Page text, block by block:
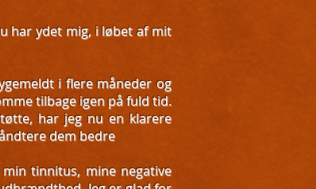
har ydet mig, i løbet af mit
i flere måneder og
tilbage igen på fuld tid.
har jeg nu en klarere
dem bedre
tinnitus, mine negative